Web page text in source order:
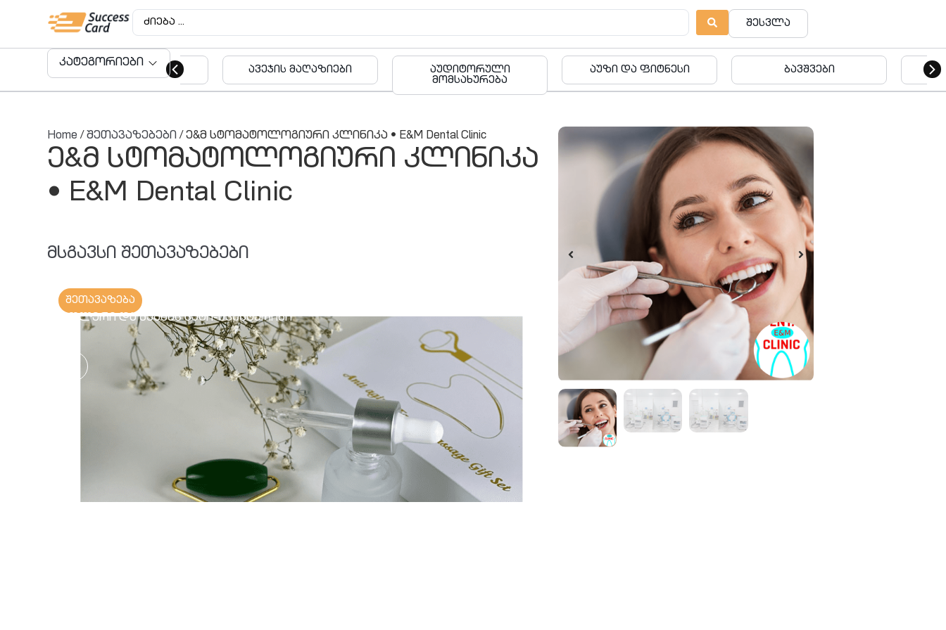
შესვლა
კატეგორიები
ავეჯის მაღაზიები
აუდიტორული
აუზი და ფიტნესი ბავშვები ბავშვები
Home /შეთავაზებები / ე&მ სტომატოლოგიური კლინიკა • E&M Dental Clinic
ე&მ სტომატოლოგიური კლინიკა
• E&M Dental Clinic
მსგავსი შეთავაზებები
შეთავაზება
როლერი და გუაშას სეტი-ავანტურინი
შეთავაზება
ელექტრო ჯეზვე